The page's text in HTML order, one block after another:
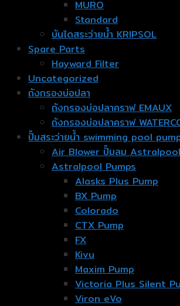
MURO
Standard
บันไดสระว่ายน้ำ KRIPSOL
Spare Parts
Hayward Filter
Uncategorized
ถังกรองบ่อปลา
ถังกรองบ่อปลาคราฟ EMAUX
ถังกรองบ่อปลาคราฟ
ปั๊มสระว่ายน้ำ swimming pool
Air Blower ปั๊มลม Astralpool
Astralpool Pumps
Alasks Plus Pump
BX Pump
Colorado
CTX Pump
FX
Kivu
Maxim Pump
Victoria Plus Silent
Viron eVo